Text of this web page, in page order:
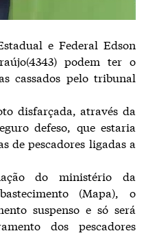
e Federal Edson
podem ter o
cassados pelo tribunal
disfarçada, através da
defeso, que estaria
de pescadores ligadas a
do ministério da
(Mapa), o
suspenso e só será
dos pescadores